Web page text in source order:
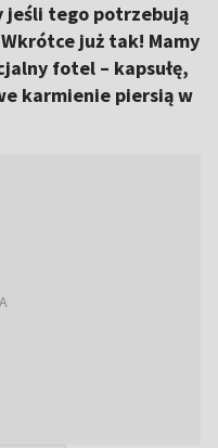
jeśli tego potrzebują
już tak! Mamy
fotel – kapsułę,
karmienie piersią w